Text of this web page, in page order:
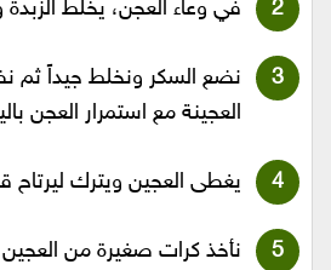
في وعاء العجن، يخلط الزبدة
نضع السكر ونخلط جيداً ثم
العجينة مع استمرار العجن
يغطى العجين ويترك ليرتاح
نأخذ كرات صغيرة من